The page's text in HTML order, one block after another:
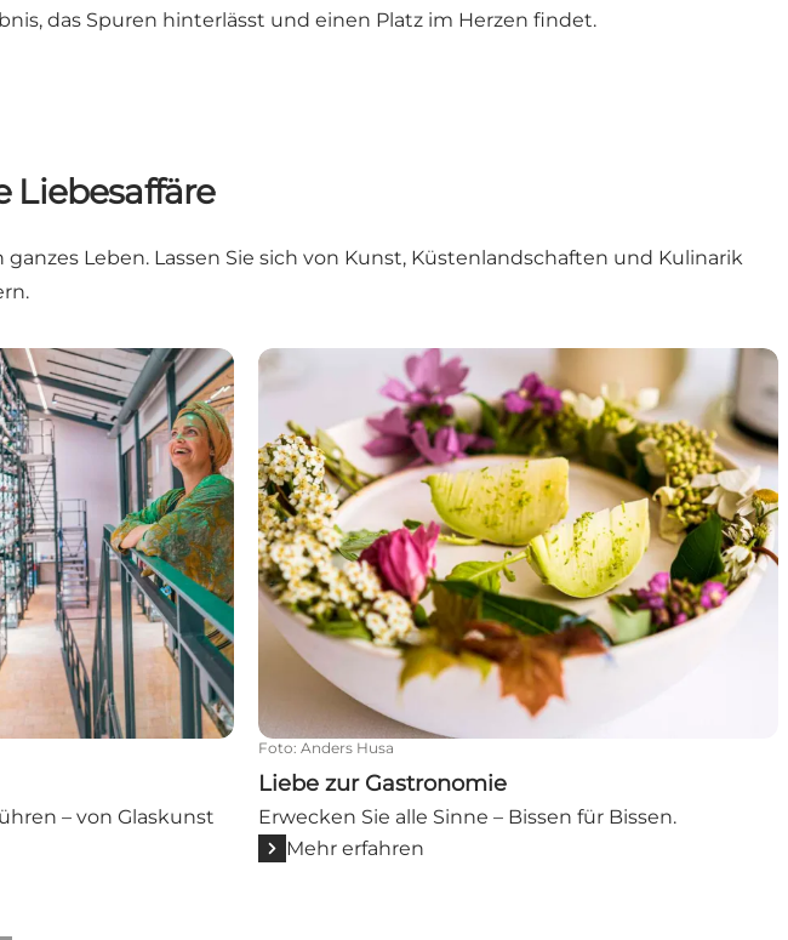
das Spuren hinterlässt und einen Platz im Herzen findet.
Liebesaffäre
Leben. Lassen Sie sich von Kunst, Küstenlandschaften und Kulinarik
– von Glaskunst
Liebe zur Gastronomie
Foto: Anders Husa
Liebe zur Gastronomie
Erwecken Sie alle Sinne – Bissen für Bissen.
Mehr erfahren